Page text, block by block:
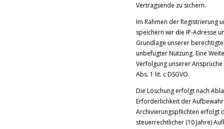
Vertragsende zu sichern.
Im Rahmen der Registrierung
speichern wir die IP-Adresse
Grundlage unserer
unbefugter Nutzung. Eine
Verfolgung unserer
Abs. 1 lit. c DSGVO.
Die Löschung erfolgt nach
Erforderlichkeit der
Archivierungspflichten erfolgt
steuerrechtlicher (10 Jahre)